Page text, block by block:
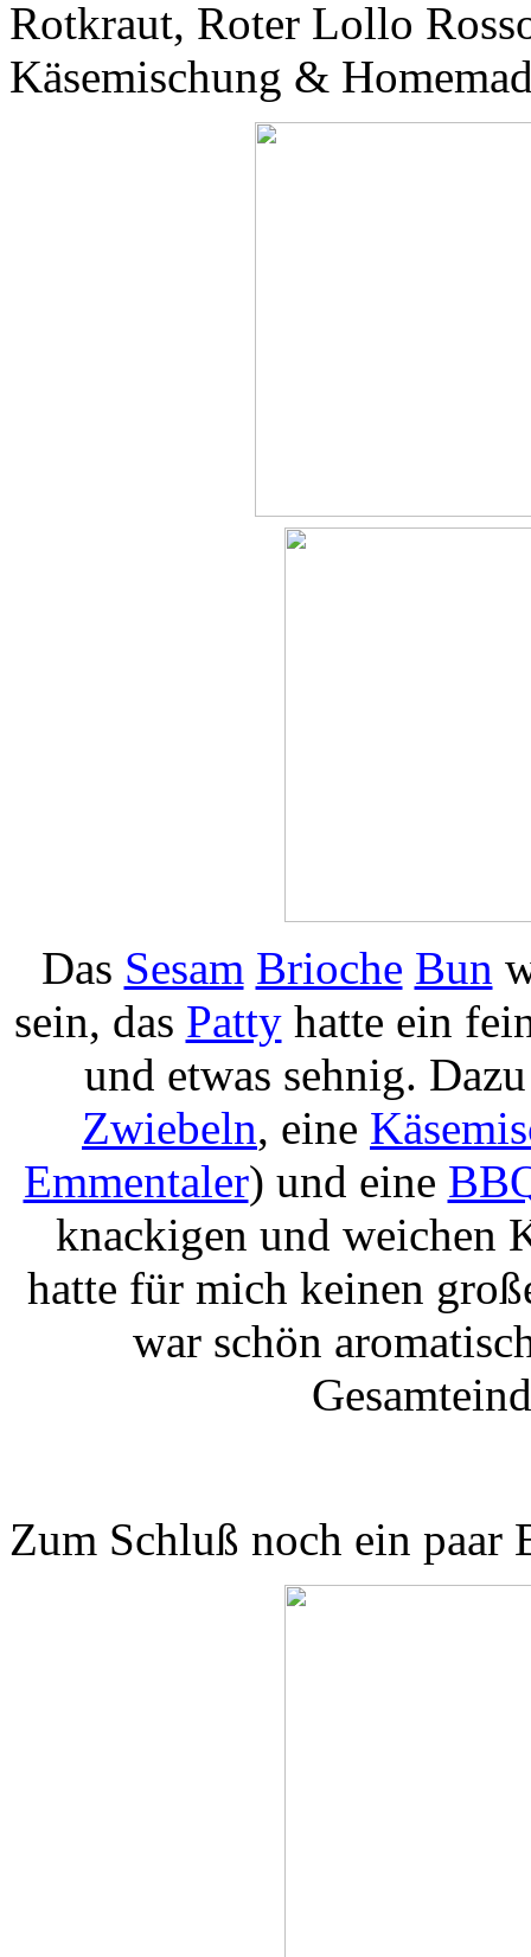
Rotkraut, Roter Lollo
Käsemischung &
Das Sesam Brioche Bun
sein, das Pattyhatte ein
und etwas sehnig.
Zwiebeln, eine
Emmentaler) und eine
knackigen und weichen
hatte für mich keinen
war schön
Zum Schluß noch ein